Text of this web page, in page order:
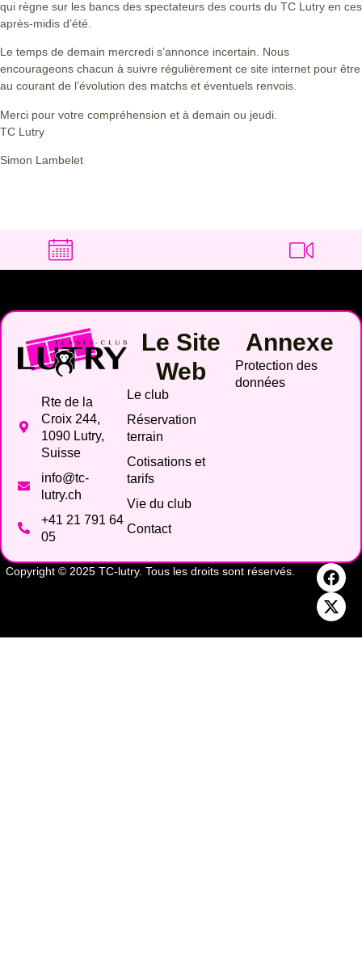
qui règne sur les bancs des spectateurs des courts du TC Lutry en ces
après-midis d’été.
Le temps de demain mercredi s’annonce incertain. Nous
encourageons chacun à suivre régulièrement ce site internet pour être
au courant de l’évolution des matchs et éventuels renvois.
Merci pour votre compréhension et à demain ou jeudi.
TC Lutry
Simon Lambelet
Rte de la
Croix 244,
1090 Lutry,
Suisse
info@tc-
lutry.ch
+41 21 791 64
05
Le Site
Web
Le club
Réservation
terrain
Cotisations et
tarifs
Vie du club
Contact
Annexe
Protection des
données
Copyright © 2025 TC-lutry. Tous les droits sont réservés.